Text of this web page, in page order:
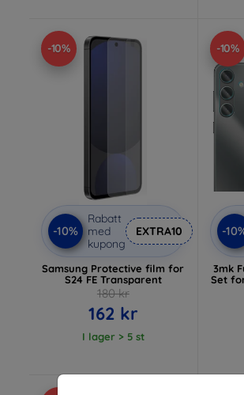
-10%
-10%
Rabatt
med
kupong
EXTRA10
Samsung Protective film for
S24 FE Transparent
180 kr
162 kr
I lager > 5 st
-10%
-
3mk
Set